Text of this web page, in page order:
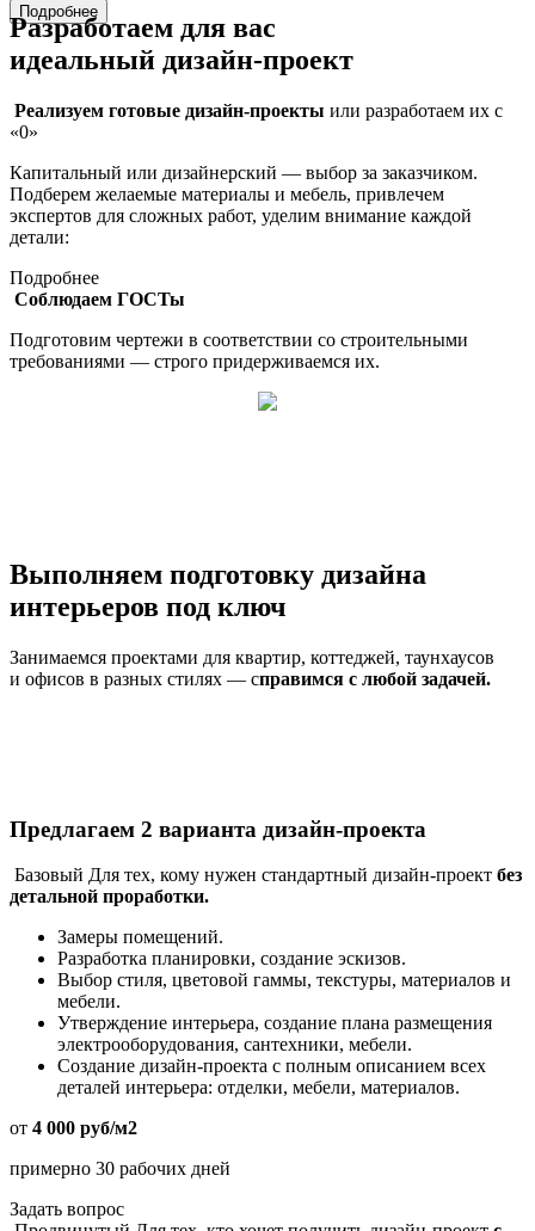
Подробнее
Разработаем для вас
идеальный дизайн-проект
Реализуем готовые дизайн-проекты или разработаем их с
«0»
Капитальный или дизайнерский — выбор за заказчиком.
Подберем желаемые материалы и мебель, привлечем
экспертов для сложных работ, уделим внимание каждой
детали:
Подробнее
Соблюдаем ГОСТы
Подготовим чертежи в соответствии со строительными
требованиями — строго придерживаемся их.
Выполняем подготовку дизайна
интерьеров под ключ
Занимаемся проектами для квартир, коттеджей, таунхаусов
и офисов в разных стилях — справимся с любой задачей.
Предлагаем 2 варианта дизайн-проекта
Базовый Для тех, кому нужен стандартный дизайн-проект без
детальной проработки.
Замеры помещений.
Разработка планировки, создание эскизов.
Выбор стиля, цветовой гаммы, текстуры, материалов и
мебели.
Утверждение интерьера, создание плана размещения
электрооборудования, сантехники, мебели.
Создание дизайн-проекта с полным описанием всех
деталей интерьера: отделки, мебели, материалов.
от 4 000 руб/м2
примерно 30 рабочих дней
Задать вопрос